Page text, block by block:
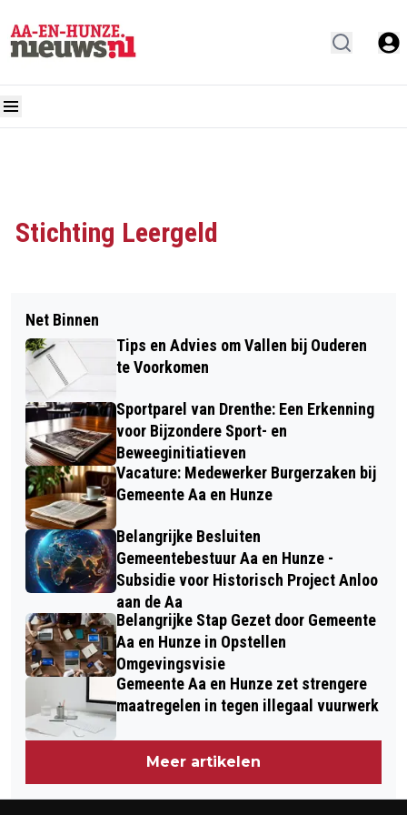
Stichting Leergeld
Net Binnen
Tips en Advies om Vallen bij Ouderen
te Voorkomen
Sportparel van Drenthe: Een Erkenning
voor Bijzondere Sport- en
Beweeginitiatieven
Vacature: Medewerker Burgerzaken bij
Gemeente Aa en Hunze
Belangrijke Besluiten
Gemeentebestuur Aa en Hunze -
Subsidie voor Historisch Project Anloo
aan de Aa
Belangrijke Stap Gezet door Gemeente
Aa en Hunze in Opstellen
Omgevingsvisie
Gemeente Aa en Hunze zet strengere
maatregelen in tegen illegaal vuurwerk
Meer artikelen